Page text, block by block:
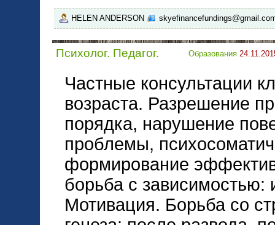
HELEN ANDERSON
Психолог. Педагог. Образования
Частные консультации
возраста. Разрешение
порядка, нарушение
проблемы,
формирование
борьба с зависимостью:
Мотивация. Борьба со